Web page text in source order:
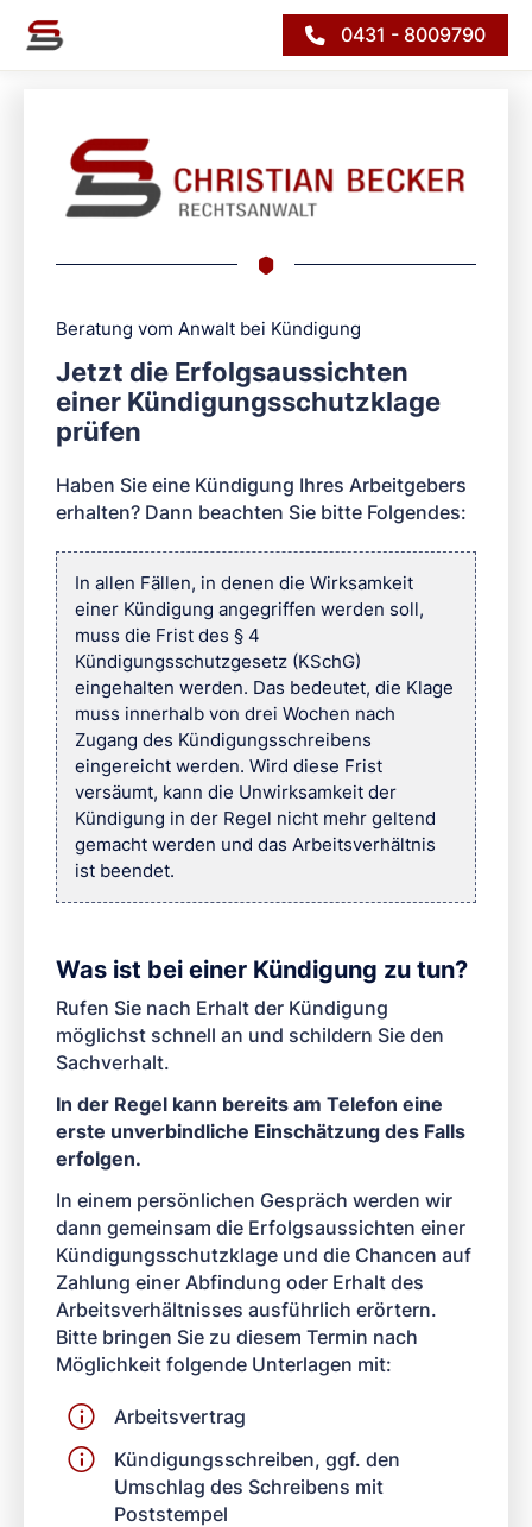
0431 - 8009790
Beratung vom Anwalt bei Kündigung
Jetzt die Erfolgsaussichten
einer Kündigungsschutzklage
prüfen
Haben Sie eine Kündigung Ihres Arbeitgebers
erhalten? Dann beachten Sie bitte Folgendes:
In allen Fällen, in denen die Wirksamkeit
einer Kündigung angegriffen werden soll,
muss die Frist des § 4
Kündigungsschutzgesetz (KSchG)
eingehalten werden. Das bedeutet, die Klage
muss innerhalb von drei Wochen nach
Zugang des Kündigungsschreibens
eingereicht werden. Wird diese Frist
versäumt, kann die Unwirksamkeit der
Kündigung in der Regel nicht mehr geltend
gemacht werden und das Arbeitsverhältnis
ist beendet.
Was ist bei einer Kündigung zu tun?
Rufen Sie nach Erhalt der Kündigung
möglichst schnell an und schildern Sie den
Sachverhalt.
In der Regel kann bereits am Telefon eine
erste unverbindliche Einschätzung des Falls
erfolgen.
In einem persönlichen Gespräch werden wir
dann gemeinsam die Erfolgsaussichten einer
Kündigungsschutzklage und die Chancen auf
Zahlung einer Abfindung oder Erhalt des
Arbeitsverhältnisses ausführlich erörtern.
Bitte bringen Sie zu diesem Termin nach
Möglichkeit folgende Unterlagen mit:
Arbeitsvertrag
Kündigungsschreiben, ggf. den
Umschlag des Schreibens mit
Poststempel